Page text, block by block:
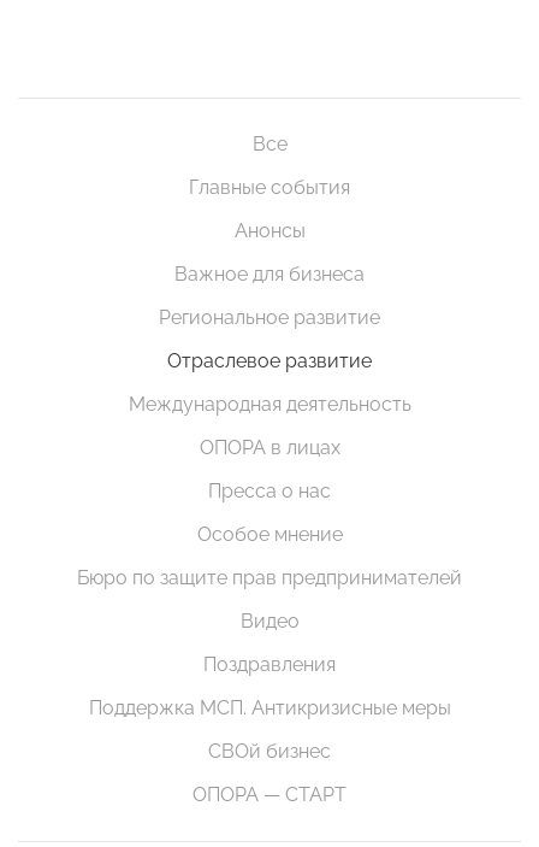
Все
Главные события
Анонсы
Важное для бизнеса
Региональное развитие
Отраслевое развитие
Международная деятельность
ОПОРА в лицах
Пресса о нас
Особое мнение
Бюро по защите прав предпринимателей
Видео
Поздравления
Поддержка МСП. Антикризисные меры
СВОй бизнес
ОПОРА — СТАРТ